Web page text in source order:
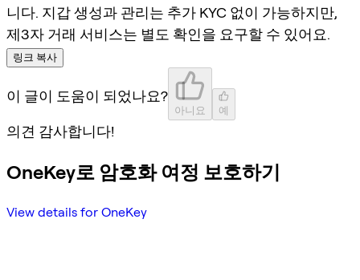
니다. 지갑 생성과 관리는 추가 KYC 없이 가능하지만,
제3자 거래 서비스는 별도 확인을 요구할 수 있어요.
링크 복사
이 글이 도움이 되었나요?
아니요 예
의견 감사합니다!
OneKey로 암호화 여정 보호하기
View details for OneKey